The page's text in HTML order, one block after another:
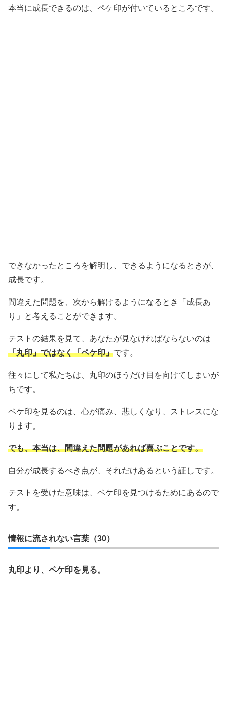
本当に成長できるのは、ペケ印が付いているところです。
できなかったところを解明し、できるようになるときが、
成長です。
間違えた問題を、次から解けるようになるとき「成長あ
り」と考えることができます。
テストの結果を見て、あなたが見なければならないのは
「丸印」ではなく「ペケ印」です。
往々にして私たちは、丸印のほうだけ目を向けてしまいが
ちです。
ペケ印を見るのは、心が痛み、悲しくなり、ストレスにな
ります。
でも、本当は、間違えた問題があれば喜ぶことです。
自分が成長するべき点が、それだけあるという証しです。
テストを受けた意味は、ペケ印を見つけるためにあるので
す。
情報に流されない言葉（30）
丸印より、ペケ印を見る。